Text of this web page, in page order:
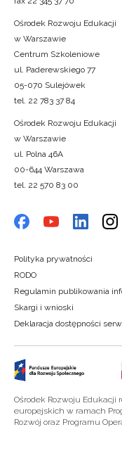
Ośrodek Rozwoju Edukacji
w Warszawie
Centrum Szkoleniowe
ul. Paderewskiego 77
05-070 Sulejówek
tel. 22 783 37 84
Ośrodek Rozwoju Edukacji
w Warszawie
ul. Polna 46A
00-644 Warszawa
tel. 22 570 83 00
Polityka prywatności
RODO
Regulamin publikowania
Skargi i wnioski
Deklaracja dostępności
Ośrodek Rozwoju
europejskich w ramach
Rozwój oraz Programu